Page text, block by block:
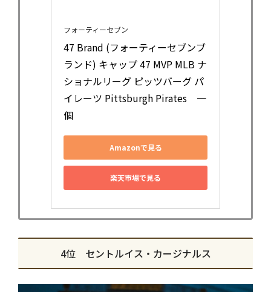
フォーティーセブン
47 Brand (フォーティーセブンブ
ランド) キャップ 47 MVP MLB ナ
ショナルリーグ ピッツバーグ パ
イレーツ Pittsburgh Pirates　一
個
Amazonで見る
楽天市場で見る
4位 セントルイス・カージナルス